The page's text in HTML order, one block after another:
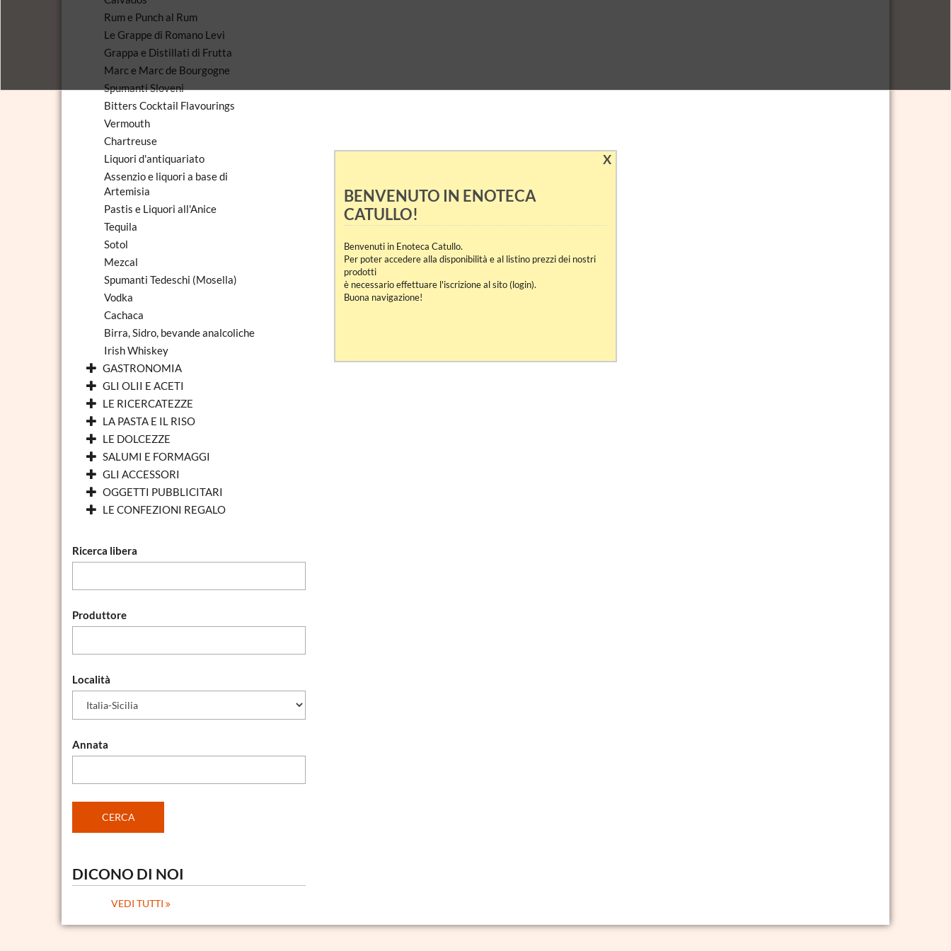
Rum e Punch al Rum
Le Grappe di Romano Levi
Grappa e Distillati di Frutta
Marc e Marc de Bourgogne
Spumanti Sloveni
Bitters Cocktail Flavourings
Vermouth
Chartreuse
Liquori d'antiquariato
Assenzio e liquori a base di
Artemisia
Pastis e Liquori all'Anice
Tequila
Sotol
Mezcal
Spumanti Tedeschi (Mosella)
Vodka
Cachaca
Birra, Sidro, bevande analcoliche
Irish Whiskey
GASTRONOMIA
GLI OLII E ACETI
LE RICERCATEZZE
LA PASTA E IL RISO
LE DOLCEZZE
SALUMI E FORMAGGI
GLI ACCESSORI
OGGETTI PUBBLICITARI
LE CONFEZIONI REGALO
Ricerca libera
Produttore
Località
Annata
DICONO DI NOI
VEDI TUTTI
X
BENVENUTO IN ENOTECA
CATULLO!
Benvenuti in Enoteca Catullo.
Per poter accedere alla disponibilità e al listino prezzi dei nostri
prodotti
è necessario effettuare l'iscrizione al sito (login).
Buona navigazione!